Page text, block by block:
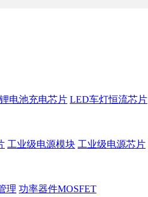
锂电池充电芯片 LED车灯恒流芯片
工业级电源模块 工业级电源芯片
理 功率器件MOSFET